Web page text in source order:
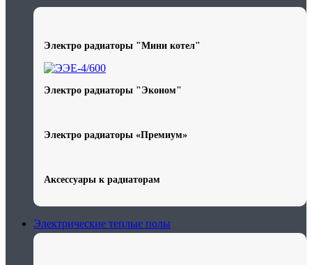
Электро радиаторы "Мини котел"
Электро радиаторы "Эконом"
Электро радиаторы «Премиум»
Аксессуары к радиаторам
Электрические теплые полы